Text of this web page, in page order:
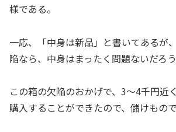
様である。
一応、「中身は新品」と書いてあるが
陥なら、中身はまったく問題ないだろう
この箱の欠陥のおかげで、3～4千円近
購入することができたので、儲けもので